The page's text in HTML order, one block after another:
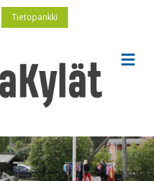
Tietopankki
V
a
o